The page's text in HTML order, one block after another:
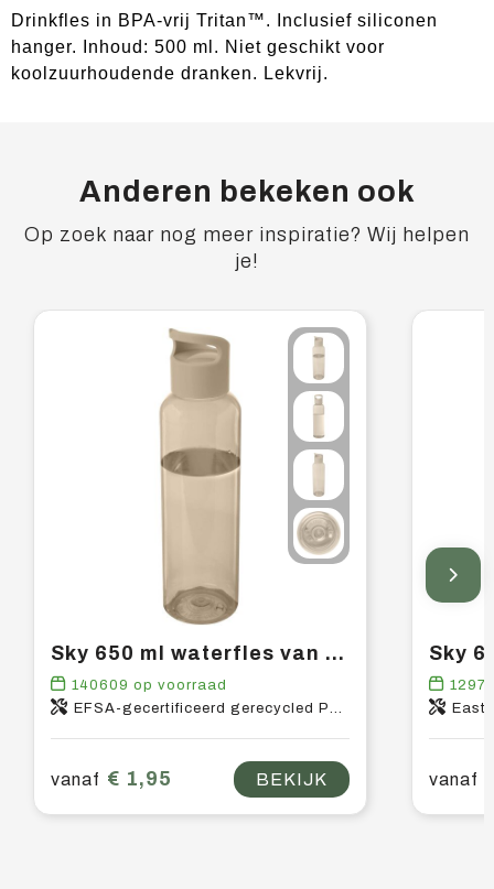
Drinkfles in BPA-vrij Tritan™. Inclusief siliconen
hanger. Inhoud: 500 ml. Niet geschikt voor
koolzuurhoudende dranken. Lekvrij.
Anderen bekeken ook
Op zoek naar nog meer inspiratie? Wij helpen
je!
Sky 650 ml waterfles van gerecycled plastic
140609 op voorraad
EFSA-gecertificeerd gerecycled PET-kunststof, PP-kunststof
vanaf € 1,95 BEKIJK vanaf